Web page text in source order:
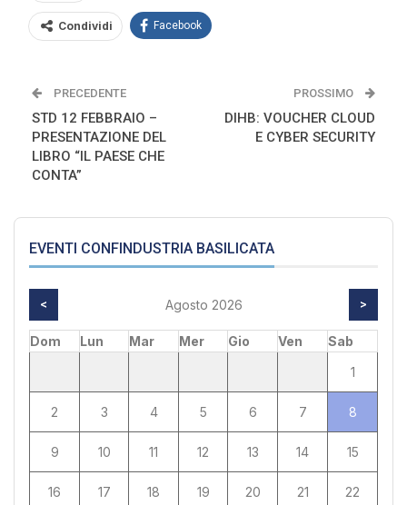
Condividi Facebook
PRECEDENTE
STD 12 FEBBRAIO –
PRESENTAZIONE DEL
LIBRO “IL PAESE CHE
CONTA”
PROSSIMO
DIHB: VOUCHER CLOUD
E CYBER SECURITY
EVENTI CONFINDUSTRIA BASILICATA
< Agosto 2026 >
Dom Lun Mar Mer Gio Ven
Sab
1
2 3 4 5 6 7 8
9 10 11 12 13 14 15
16 17 18 19 20 21 22